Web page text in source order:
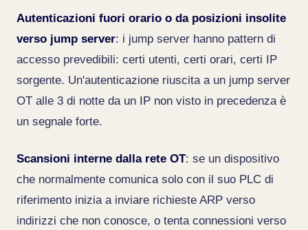
Autenticazioni fuori orario o da posizioni insolite
verso jump server: i jump server hanno pattern di
accesso prevedibili: certi utenti, certi orari, certi IP
sorgente. Un'autenticazione riuscita a un jump server
OT alle 3 di notte da un IP non visto in precedenza è
un segnale forte.
Scansioni interne dalla rete OT: se un dispositivo
che normalmente comunica solo con il suo PLC di
riferimento inizia a inviare richieste ARP verso
indirizzi che non conosce, o tenta connessioni verso